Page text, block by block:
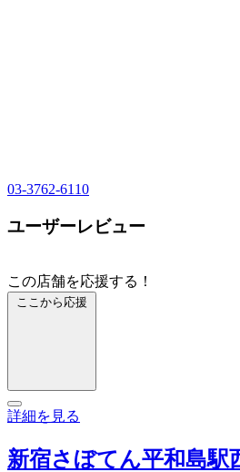
03-3762-6110
ユーザーレビュー
この店舗を応援する！
ここから応援
詳細を見る
新宿さぼてん平和島駅